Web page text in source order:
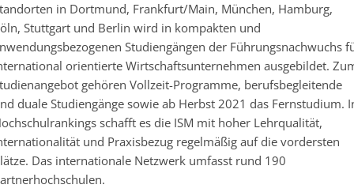
in Dortmund, Frankfurt/Main, München, Hamburg,
Stuttgart und Berlin wird in kompakten und
Studiengängen der Führungsnachwuchs
orientierte Wirtschaftsunternehmen ausgebildet.
gehören Vollzeit-Programme, berufsbegleitende
duale Studiengänge sowie ab Herbst 2021 das Fernstudium.
schafft es die ISM mit hoher Lehrqualität,
und Praxisbezug regelmäßig auf die vordersten
Das internationale Netzwerk umfasst rund 190